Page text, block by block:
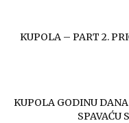
KUPOLA – PART 2.
KUPOLA GODINU
SPAVAĆU